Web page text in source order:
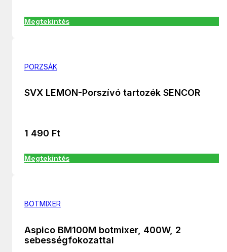
Megtekintés
PORZSÁK
SVX LEMON-Porszívó tartozék SENCOR
1 490 Ft
Megtekintés
BOTMIXER
Aspico BM100M botmixer, 400W, 2
sebességfokozattal